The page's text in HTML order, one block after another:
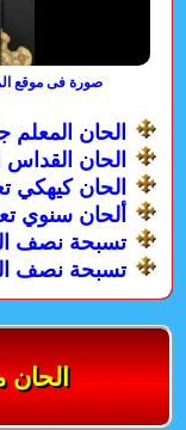
صورة فى موقع
الحان المعلم
الحان القداس
الحان كيهكي
ألحان سنوي
تسبحة نصف
تسبحة نصف
الحان